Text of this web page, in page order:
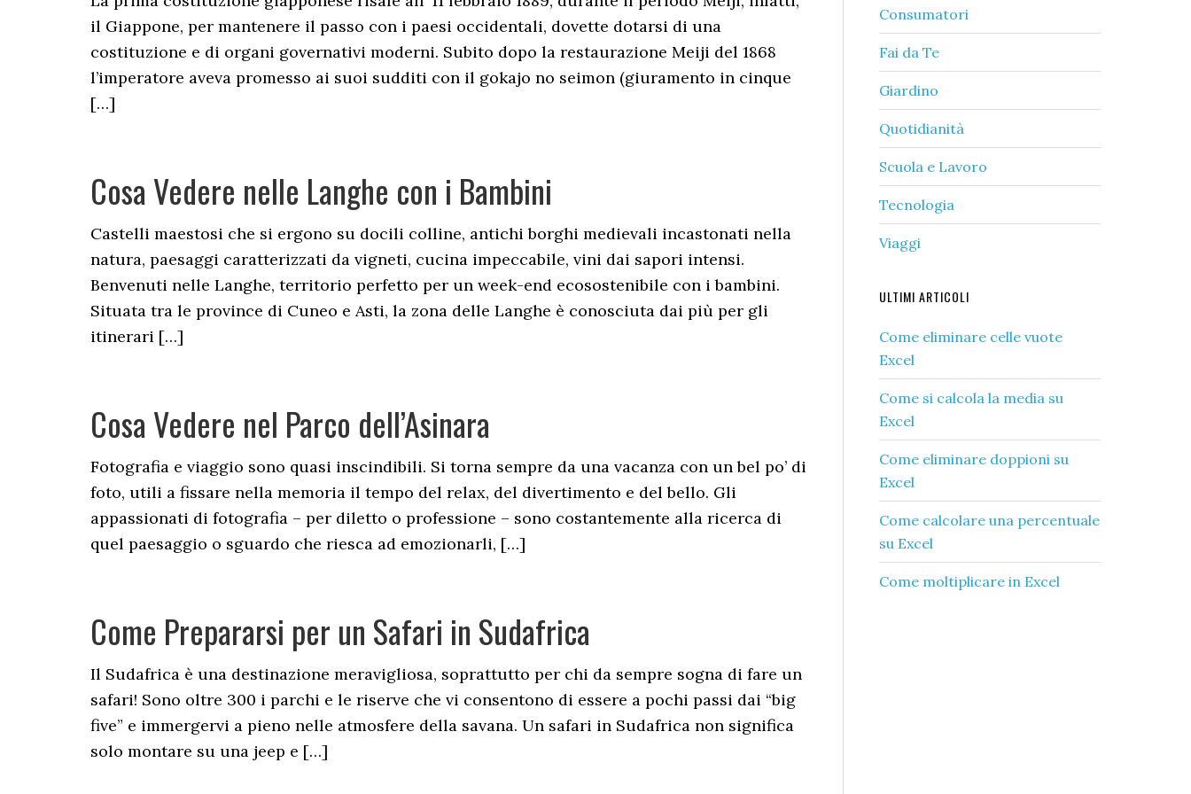
il Giappone, per mantenere il passo con i paesi occidentali, dovette dotarsi di una
costituzione e di organi governativi moderni. Subito dopo la restaurazione Meiji del 1868
l’imperatore aveva promesso ai suoi sudditi con il gokajo no seimon (giuramento in cinque
[…]
Cosa Vedere nelle Langhe con i Bambini
Castelli maestosi che si ergono su docili colline, antichi borghi medievali incastonati nella
natura, paesaggi caratterizzati da vigneti, cucina impeccabile, vini dai sapori intensi.
Benvenuti nelle Langhe, territorio perfetto per un week-end ecosostenibile con i bambini.
Situata tra le province di Cuneo e Asti, la zona delle Langhe è conosciuta dai più per gli
itinerari […]
Cosa Vedere nel Parco dell’Asinara
Fotografia e viaggio sono quasi inscindibili. Si torna sempre da una vacanza con un bel po’ di
foto, utili a fissare nella memoria il tempo del relax, del divertimento e del bello. Gli
appassionati di fotografia – per diletto o professione – sono costantemente alla ricerca di
quel paesaggio o sguardo che riesca ad emozionarli, […]
Come Prepararsi per un Safari in Sudafrica
Il Sudafrica è una destinazione meravigliosa, soprattutto per chi da sempre sogna di fare un
safari! Sono oltre 300 i parchi e le riserve che vi consentono di essere a pochi passi dai “big
five” e immergervi a pieno nelle atmosfere della savana. Un safari in Sudafrica non significa
solo montare su una jeep e […]
Consumatori
Fai da Te
Giardino
Quotidianità
Scuola e Lavoro
Tecnologia
Viaggi
ULTIMI ARTICOLI
Come eliminare celle vuote
Excel​
Come si calcola la media su
Excel​
Come eliminare doppioni su
Excel​
Come calcolare una percentuale
su Excel​
Come moltiplicare in Excel​